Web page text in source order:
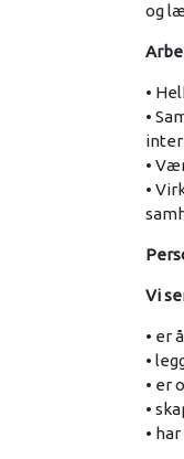
og
•
•
•
•
Vi
• er
•
• er
•
•